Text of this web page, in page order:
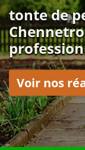
tonte de
Voir nos